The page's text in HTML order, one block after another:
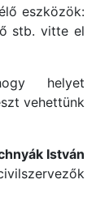
eszközök:
stb. vitte el
helyet
vehettünk
István